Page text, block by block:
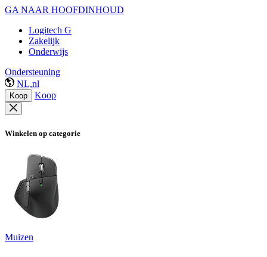
GA NAAR HOOFDINHOUD
Logitech G
Zakelijk
Onderwijs
Ondersteuning
NL,nl
Koop Koop
Winkelen op categorie
Muizen